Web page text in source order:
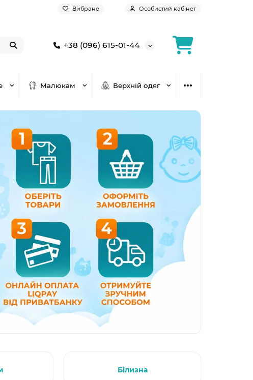
Вибране Особистий кабінет
+38 (096) 615-01-44
Малюкам Верхній одяг
Білизна